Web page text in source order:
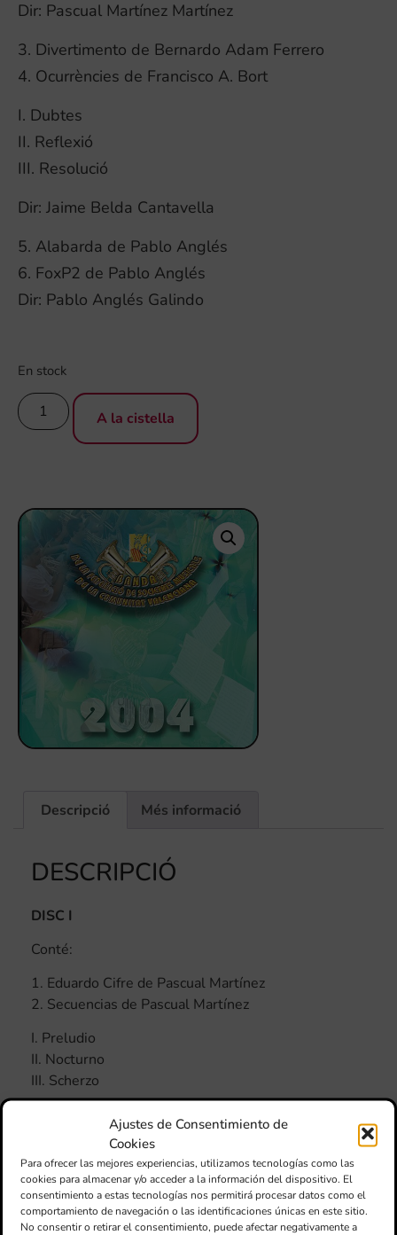
Ajustes de Consentimiento de
Cookies
Para ofrecer las mejores experiencias, utilizamos tecnologías como las
cookies para almacenar y/o acceder a la información del dispositivo. El
consentimiento a estas tecnologías nos permitirá procesar datos como el
comportamiento de navegación o las identificaciones únicas en este sitio.
No consentir o retirar el consentimiento, puede afectar negativamente a
Dir: Pascual Martínez Martínez
3. Divertimento de Bernardo Adam Ferrero
4. Ocurrències de Francisco A. Bort
I. Dubtes
II. Reflexió
III. Resolució
Dir: Jaime Belda Cantavella
5. Alabarda de Pablo Anglés
6. FoxP2 de Pablo Anglés
Dir: Pablo Anglés Galindo
En stock
A la cistella
Descripció Més informació
DESCRIPCIÓ
DISC I
Conté:
1. Eduardo Cifre de Pascual Martínez
2. Secuencias de Pascual Martínez
I. Preludio
II. Nocturno
III. Scherzo
Dir: Pascual Martínez Martínez
3. Divertimento de Bernardo Adam Ferrero
4. Ocurrències de Francisco A. Bort
I. Dubtes
II. Reflexió